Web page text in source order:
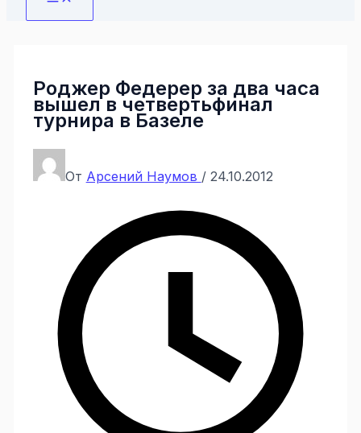
Роджер Федерер за два часа
вышел в четвертьфинал
турнира в Базеле
От Арсений Наумов / 24.10.2012